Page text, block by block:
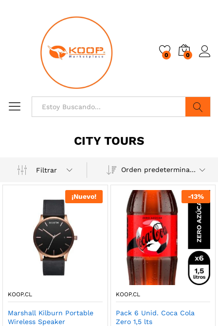
0 0
CITY TOURS
Filtrar Orden predeterminado
¡Nuevo!
KOOP.CL
Marshall Kilburn Portable
Wireless Speaker
-13%
KOOP.CL
Pack 6 Unid. Coca Cola
Zero 1,5 lts